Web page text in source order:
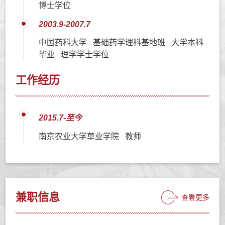
博士学位
2003.9-2007.7
中国药科大学 基础药学理科基地班 大学本科
毕业 理学学士学位
工作经历
2015.7-至今
南京农业大学草业学院 教师
兼职信息 查看更多